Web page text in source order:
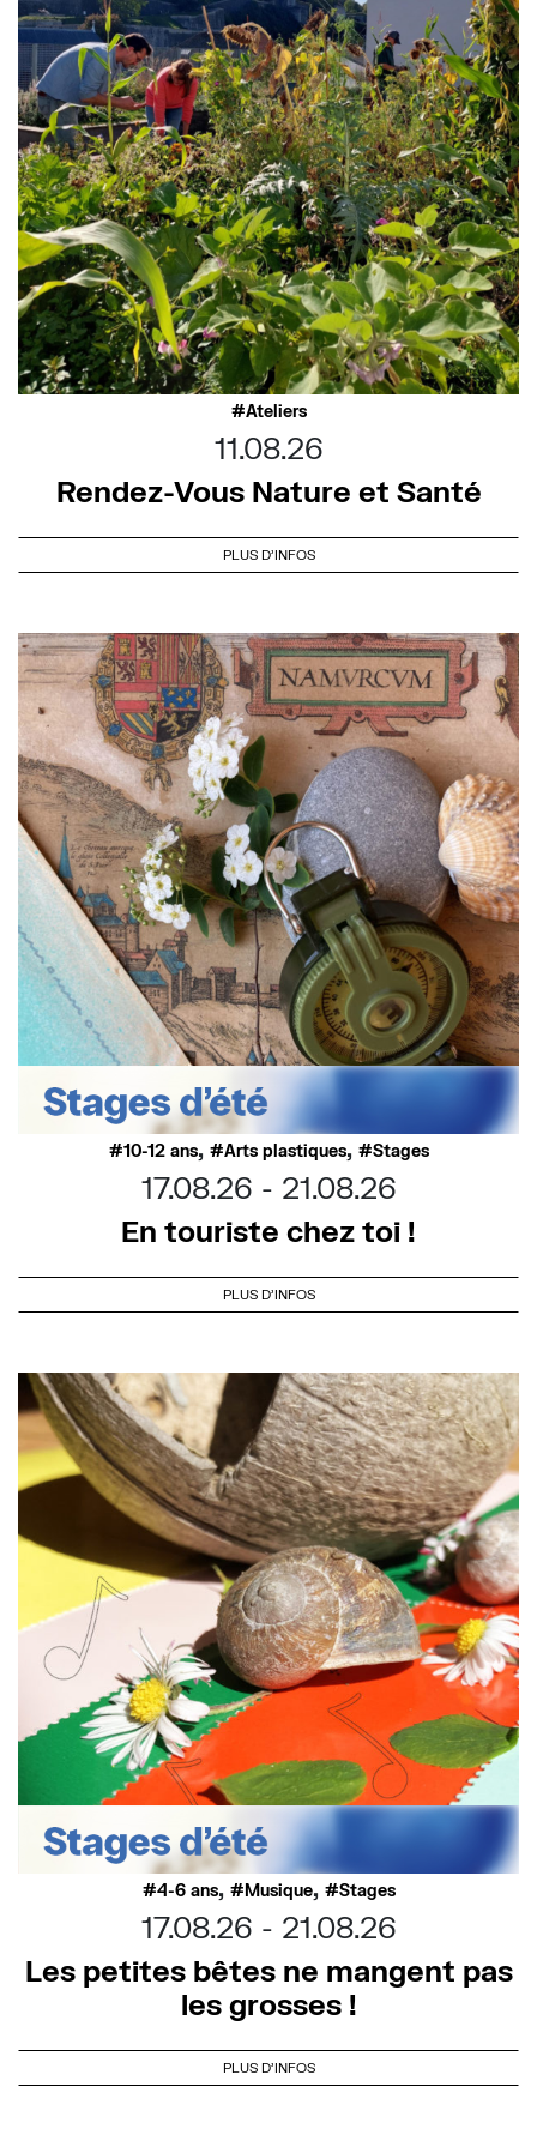
Ateliers
11.08.26
Rendez-Vous Nature et Santé
PLUS D'INFOS
10-12 ans, Arts plastiques, Stages
17.08.26
21.08.26
En touriste chez toi !
PLUS D'INFOS
4-6 ans, Musique, Stages
17.08.26
21.08.26
Les petites bêtes ne mangent pas
les grosses !
PLUS D'INFOS